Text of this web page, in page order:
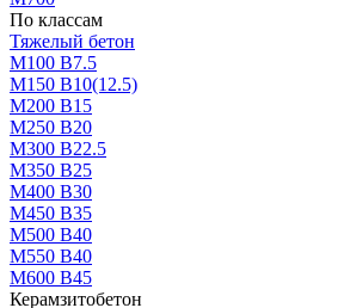
По классам
Тяжелый бетон
М100 В7.5
М150 В10(12.5)
М200 В15
М250 В20
М300 В22.5
М350 В25
М400 В30
М450 В35
М500 В40
М550 В40
М600 В45
Керамзитобетон